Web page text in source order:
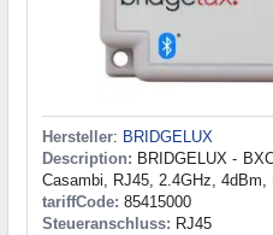
Hersteller: BRIDGELUX
Description: BRIDGELUX -
Casambi, RJ45, 2.4GHz,
tariffCode: 85415000
Steueranschluss: RJ45